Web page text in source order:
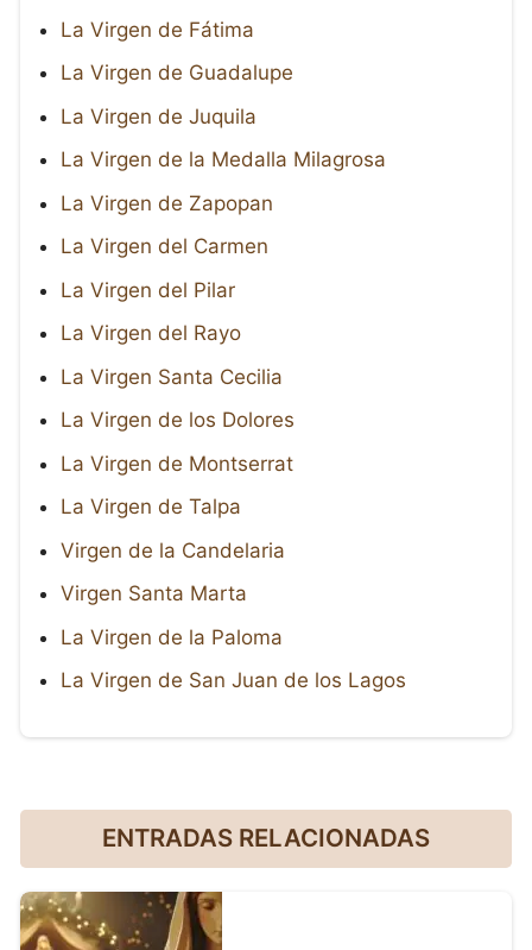
La Virgen de Fátima
La Virgen de Guadalupe
La Virgen de Juquila
La Virgen de la Medalla Milagrosa
La Virgen de Zapopan
La Virgen del Carmen
La Virgen del Pilar
La Virgen del Rayo
La Virgen Santa Cecilia
La Virgen de los Dolores
La Virgen de Montserrat
La Virgen de Talpa
Virgen de la Candelaria
Virgen Santa Marta
La Virgen de la Paloma
La Virgen de San Juan de los Lagos
ENTRADAS RELACIONADAS